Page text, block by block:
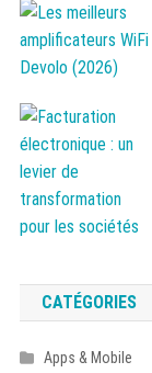
CATÉGORIES
Apps & Mobile